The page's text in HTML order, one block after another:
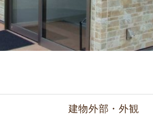
建物外部・外観